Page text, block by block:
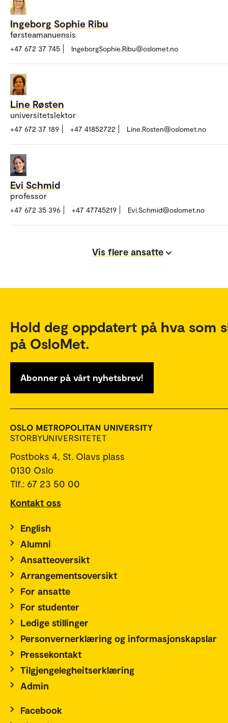
Ingeborg Sophie Ribu
førsteamanuensis
+47 672 37 745 IngeborgSophie.Ribu@oslomet.no
Line Røsten
universitetslektor
+47 672 37 189 +47 41852722 Line.Rosten@oslomet.no
Evi Schmid
professor
+47 672 35 396 +47 47745219 Evi.Schmid@oslomet.no
Vis flere ansatte
Hold deg oppdatert på hva som
på OsloMet.
Abonner på vårt nyhetsbrev!
Postboks 4, St. Olavs plass
0130 Oslo
Tlf.: 67 23 50 00
Kontakt oss
English
Alumni
Ansatteoversikt
Arrangementsoversikt
For ansatte
For studenter
Ledige stillinger
Personvernerklæring og informasjonskapslar
Pressekontakt
Tilgjengelegheitserklæring
Admin
Facebook